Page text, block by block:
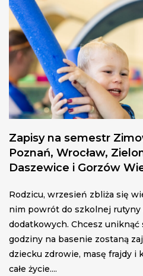
Zapisy na semestr
Poznań, Wrocław,
Daszewice i Gorzów
Rodzicu, wrzesień zbliża się
nim powrót do szkolnej rutyny
dodatkowych. Chcesz uniknąć
godziny na basenie zostaną
dziecku zdrowie, masę frajdy i
całe życie....